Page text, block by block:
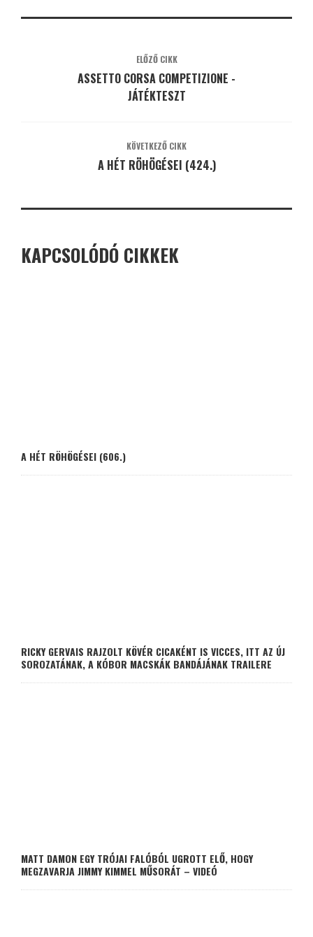
ELŐZŐ CIKK
ASSETTO CORSA COMPETIZIONE -
JÁTÉKTESZT
KÖVETKEZŐ CIKK
A HÉT RÖHÖGÉSEI (424.)
KAPCSOLÓDÓ CIKKEK
A HÉT RÖHÖGÉSEI (606.)
RICKY GERVAIS RAJZOLT KÖVÉR CICAKÉNT IS VICCES, ITT AZ ÚJ
SOROZATÁNAK, A KÓBOR MACSKÁK BANDÁJÁNAK TRAILERE
MATT DAMON EGY TRÓJAI FALÓBÓL UGROTT ELŐ, HOGY
MEGZAVARJA JIMMY KIMMEL MŰSORÁT – VIDEÓ